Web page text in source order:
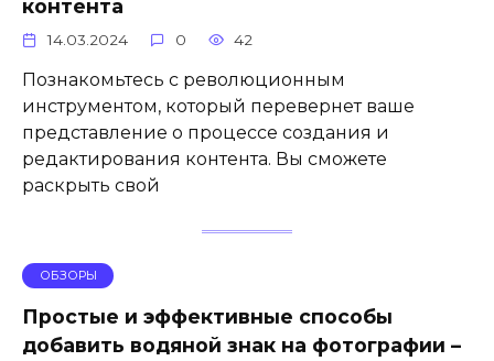
контента
14.03.2024 0 42
Познакомьтесь с революционным
инструментом, который перевернет ваше
представление о процессе создания и
редактирования контента. Вы сможете
раскрыть свой
ОБЗОРЫ
Простые и эффективные способы
добавить водяной знак на фотографии –